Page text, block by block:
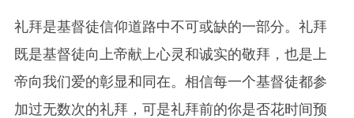
礼拜是基督徒信仰道路中不可或缺的一部分。礼拜
既是基督徒向上帝献上心灵和诚实的敬拜，也是上
帝向我们爱的彰显和同在。相信每一个基督徒都参
加过无数次的礼拜，可是礼拜前的你是否花时间预